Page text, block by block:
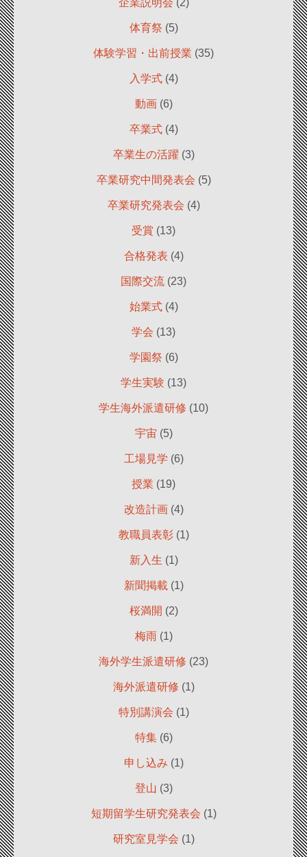
企業説明会 (2)
体育祭 (5)
体験学習・出前授業 (35)
入学式(4)
動画(6)
卒業式(4)
卒業生の活躍 (3)
卒業研究中間発表会 (5)
卒業研究発表会 (4)
受賞 (13)
合格発表 (4)
国際交流 (23)
始業式(4)
学会 (13)
学園祭 (6)
学生実験 (13)
学生海外派遣研修 (10)
宇宙 (5)
工場見学 (6)
授業 (19)
改造計画(4)
教職員表彰(1)
新入生 (1)
新聞掲載 (1)
桜満開 (2)
梅雨(1)
海外学生派遣研修 (23)
海外派遣研修 (1)
特別講演会 (1)
特集(6)
申し込み (1)
登山 (3)
短期留学生研究発表会 (1)
研究室見学会 (1)